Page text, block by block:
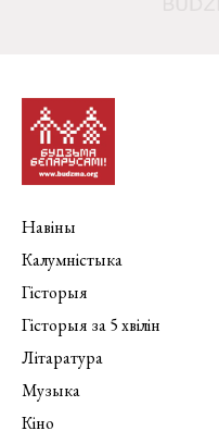
Навіны
Калумністыка
Гісторыя
Гісторыя за 5 хвілін
Літаратура
Музыка
Кіно